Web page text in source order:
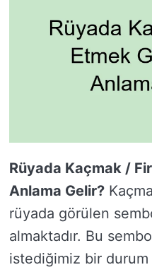
Rüyada Kaçmak /
Anlama Gelir?
rüyada görülen
almaktadır. Bu
istediğimiz bir